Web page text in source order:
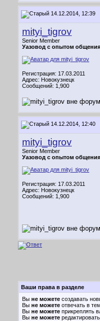
14.12.2014, 12:39
mityi_tigrov
Senior Member
Уазовод с опытом общения
Регистрация: 17.03.2011
Адрес: Новокузнецк
Сообщений: 1,900
14.12.2014, 12:40
mityi_tigrov
Senior Member
Уазовод с опытом общения
Регистрация: 17.03.2011
Адрес: Новокузнецк
Сообщений: 1,900
Ваши права в разделе
Вы не можете создавать
Вы не можете отвечать в
Вы не можете прикреплять
Вы не можете